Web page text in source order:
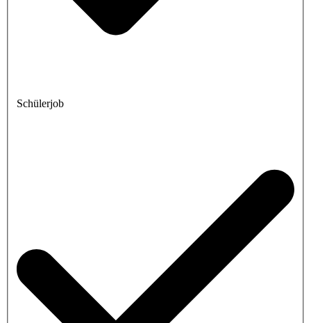
Schülerjob